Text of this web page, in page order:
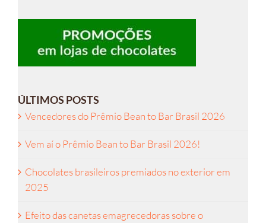
ÚLTIMOS POSTS
Vencedores do Prêmio Bean to Bar Brasil 2026
Vem aí o Prêmio Bean to Bar Brasil 2026!
Chocolates brasileiros premiados no exterior em
2025
Efeito das canetas emagrecedoras sobre o